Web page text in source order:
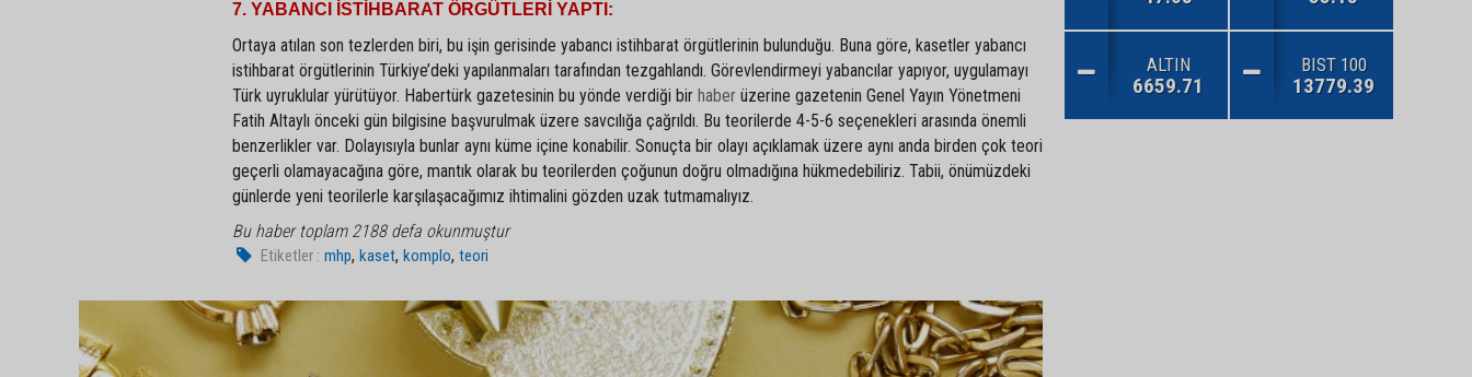
7. YABANCI İSTİHBARAT ÖRGÜTLERİ YAPTI:
Ortaya atılan son tezlerden biri, bu işin gerisinde yabancı istihbarat örgütlerinin bulunduğu. Buna göre, kasetler yabancı
istihbarat örgütlerinin Türkiye’deki yapılanmaları tarafından tezgahlandı. Görevlendirmeyi yabancılar yapıyor, uygulamayı
Türk uyruklular yürütüyor. Habertürk gazetesinin bu yönde verdiği bir haber üzerine gazetenin Genel Yayın Yönetmeni
Fatih Altaylı önceki gün bilgisine başvurulmak üzere savcılığa çağrıldı. Bu teorilerde 4-5-6 seçenekleri arasında önemli
benzerlikler var. Dolayısıyla bunlar aynı küme içine konabilir. Sonuçta bir olayı açıklamak üzere aynı anda birden çok teori
geçerli olamayacağına göre, mantık olarak bu teorilerden çoğunun doğru olmadığına hükmedebiliriz. Tabii, önümüzdeki
günlerde yeni teorilerle karşılaşacağımız ihtimalini gözden uzak tutmamalıyız.
Bu haber toplam 2188 defa okunmuştur
Etiketler : mhp,kaset,komplo,teori
ALTIN
6659.71
BIST 100
13779.39